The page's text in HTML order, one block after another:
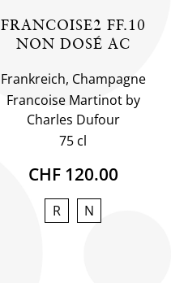
FRANCOISE2 FF.10
NON DOSÉ AC
Frankreich, Champagne
Francoise Martinot by
Charles Dufour
75 cl
CHF 120.00
R N